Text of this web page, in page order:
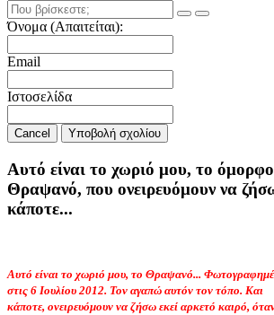
Όνομα (Απαιτείται):
Email
Ιστοσελίδα
Cancel Υποβολή σχολίου
Αυτό είναι το χωριό μου, το όμορφο
Θραψανό, που ονειρευόμουν να
κάποτε...
Αυτό είναι το χωριό μου, το Θραψανό...
στις 6 Ιουλίου 2012. Τον αγαπώ αυτόν τον τόπο. Και
κάποτε, ονειρευόμουν να ζήσω εκεί αρκετό καιρό,